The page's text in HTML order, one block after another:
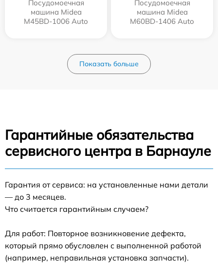
Посудомоечная
машина Midea
M45BD-1006 Auto
Посудомоечная
машина Midea
M60BD-1406 Auto
Показать больше
Гарантийные обязательства
сервисного центра в Барнауле
Гарантия от сервиса: на установленные нами детали
— до 3 месяцев.
Что считается гарантийным случаем?
Для работ: Повторное возникновение дефекта,
который прямо обусловлен с выполненной работой
(например, неправильная установка запчасти).